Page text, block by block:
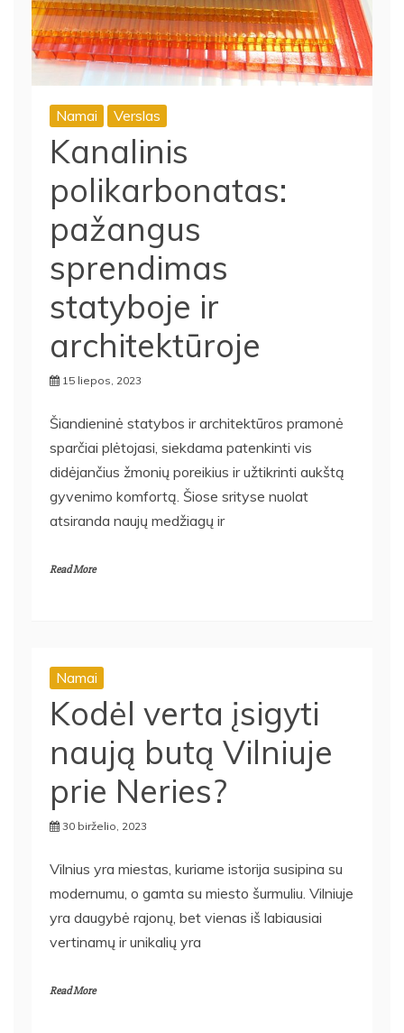
Namai Verslas
Kanalinis
polikarbonatas:
pažangus
sprendimas
statyboje ir
architektūroje
15 liepos, 2023
Šiandieninė statybos ir architektūros pramonė
sparčiai plėtojasi, siekdama patenkinti vis
didėjančius žmonių poreikius ir užtikrinti aukštą
gyvenimo komfortą. Šiose srityse nuolat
atsiranda naujų medžiagų ir
Read More
Namai
Kodėl verta įsigyti
naują butą Vilniuje
prie Neries?
30 birželio, 2023
Vilnius yra miestas, kuriame istorija susipina su
modernumu, o gamta su miesto šurmuliu. Vilniuje
yra daugybė rajonų, bet vienas iš labiausiai
vertinamų ir unikalių yra
Read More